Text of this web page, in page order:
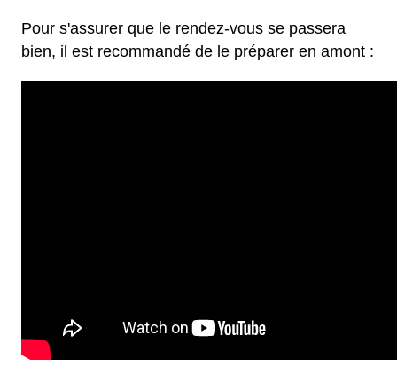
Pour s'assurer que le rendez-vous se passera
bien, il est recommandé de le préparer en amont :